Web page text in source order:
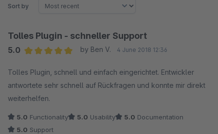
Sort by
Tolles Plugin - schneller Support
5.0
by Ben V. 4 June 2018 12:36
Tolles Plugin, schnell und einfach eingerichtet. Entwickler
antwortete sehr schnell auf Rückfragen und konnte mir direkt
weiterhelfen.
5.0 Functionality 5.0 Usability 5.0 Documentation
5.0 Support